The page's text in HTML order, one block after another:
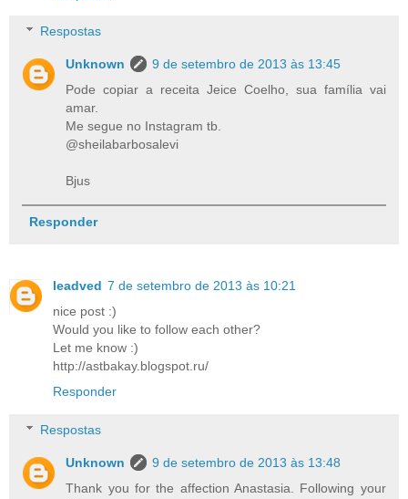
Respostas
Unknown
9 de setembro de 2013 às 13:45
Pode copiar a receita Jeice Coelho, sua família vai
amar.
Me segue no Instagram tb.
@sheilabarbosalevi
Bjus
Responder
leadved 7 de setembro de 2013 às 10:21
nice post :)
Would you like to follow each other?
Let me know :)
http://astbakay.blogspot.ru/
Responder
Respostas
Unknown
9 de setembro de 2013 às 13:48
Thank you for the affection Anastasia. Following your